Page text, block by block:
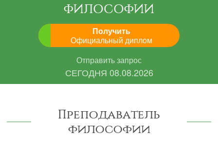
ФИЛОСОФИИ
Получить
Официальный диплом
Отправить запрос
СЕГОДНЯ 08.08.2026
Преподаватель
философии